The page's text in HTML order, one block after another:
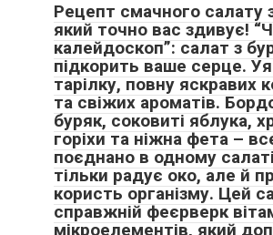
Рецепт смачного салату
який точно вас здивує!
калейдоскоп”: салат з
підкорить ваше серце.
тарілку, повну яскравих
та свіжих ароматів.
буряк, соковиті яблука,
горіхи та ніжна фета –
поєднано в одному
тільки радує око, але й
користь організму. Цей
справжній феєрверк
мікроелементів, який